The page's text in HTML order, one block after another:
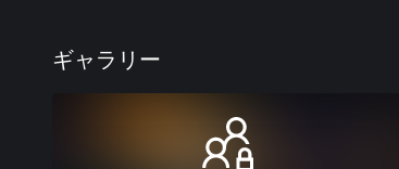
ギャラリー